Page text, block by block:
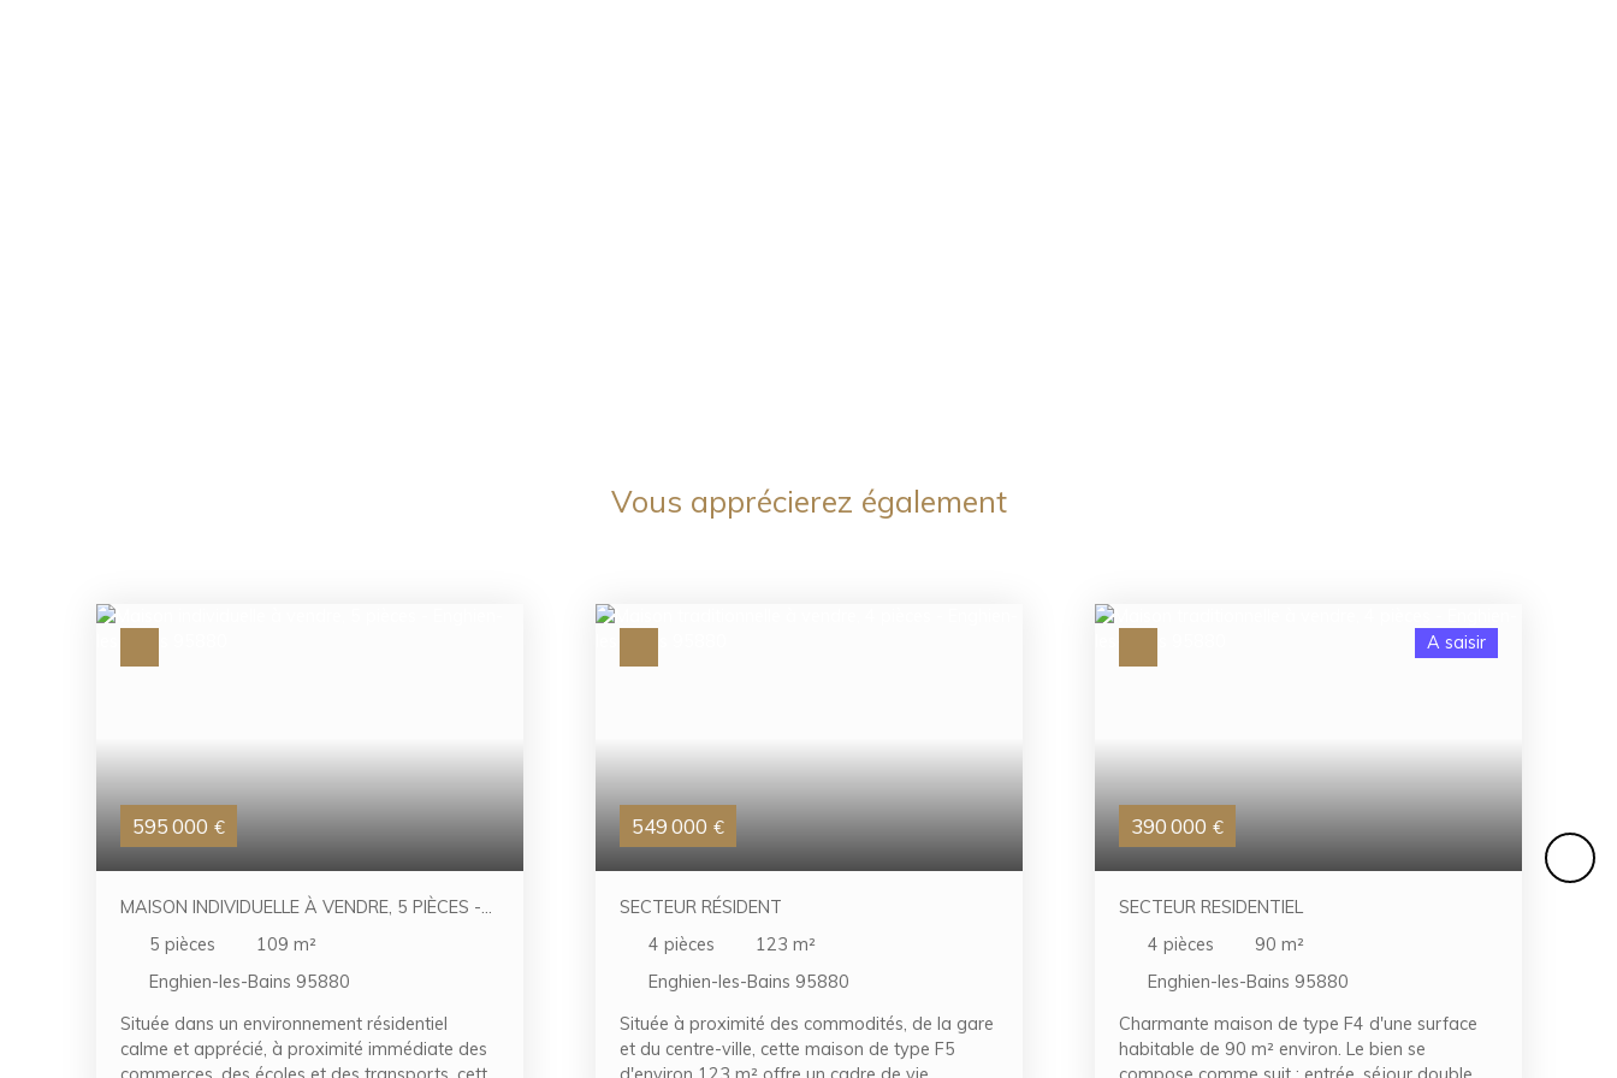
Vous apprécierez également
595 000 €
MAISON INDIVIDUELLE À VENDRE, 5 PIÈCES -
ENGHIEN-LES-BAINS 95880
5 pièces 109 m²
Enghien-les-Bains 95880
Située dans un environnement résidentiel
calme et apprécié, à proximité immédiate des
549 000 €
SECTEUR RÉSIDENT
4 pièces 123 m²
Enghien-les-Bains 95880
Située à proximité des commodités, de la gare
et du centre-ville, cette maison de type F5
390 000 €
A saisir
SECTEUR RESIDENTIEL
4 pièces 90 m²
Enghien-les-Bains 95880
Charmante maison de type F4 d'une surface
habitable de 90 m² environ. Le bien se